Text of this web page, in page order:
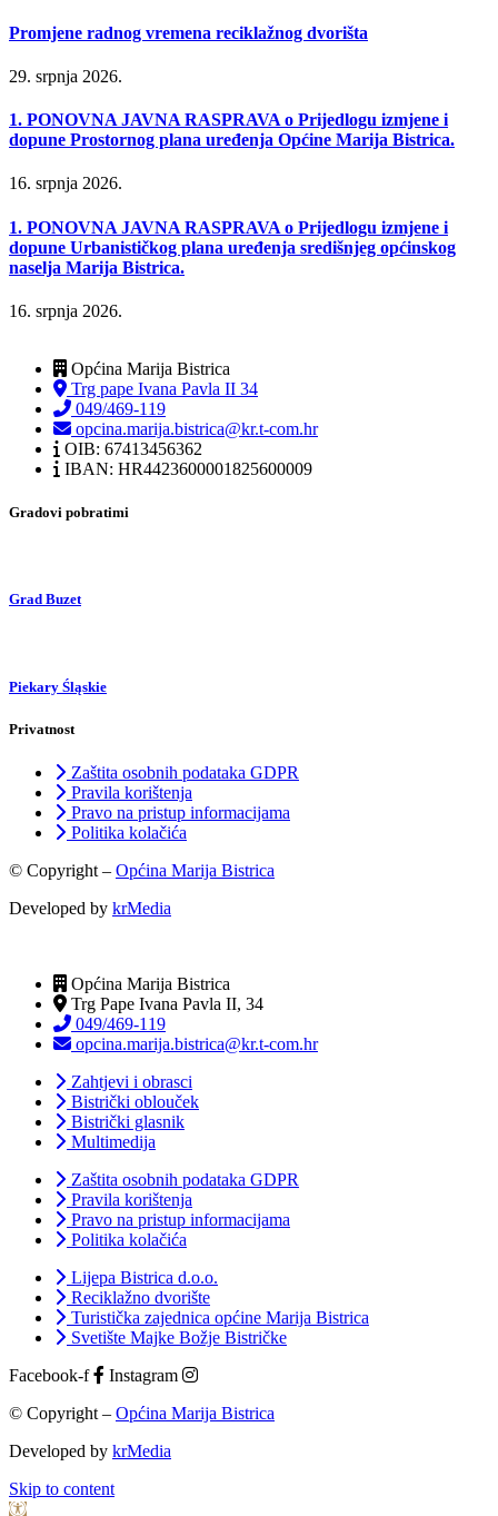
Promjene radnog vremena reciklažnog dvorišta
29. srpnja 2026.
1. PONOVNA JAVNA RASPRAVA o Prijedlogu izmjene i
dopune Prostornog plana uređenja Općine Marija Bistrica.
16. srpnja 2026.
1. PONOVNA JAVNA RASPRAVA o Prijedlogu izmjene i
dopune Urbanističkog plana uređenja središnjeg općinskog
naselja Marija Bistrica.
16. srpnja 2026.
Općina Marija Bistrica
Trg pape Ivana Pavla II 34
049/469-119
opcina.marija.bistrica@kr.t-com.hr
OIB: 67413456362
IBAN: HR4423600001825600009
Gradovi pobratimi
Grad Buzet
Piekary Śląskie
Privatnost
Zaštita osobnih podataka GDPR
Pravila korištenja
Pravo na pristup informacijama
Politika kolačića
© Copyright – Općina Marija Bistrica
Developed by krMedia
Općina Marija Bistrica
Trg Pape Ivana Pavla II, 34
049/469-119
opcina.marija.bistrica@kr.t-com.hr
Zahtjevi i obrasci
Bistrički oblouček
Bistrički glasnik
Multimedija
Zaštita osobnih podataka GDPR
Pravila korištenja
Pravo na pristup informacijama
Politika kolačića
Lijepa Bistrica d.o.o.
Reciklažno dvorište
Turistička zajednica općine Marija Bistrica
Svetište Majke Božje Bistričke
Facebook-f
Instagram
© Copyright – Općina Marija Bistrica
Developed by krMedia
Skip to content
Open toolbar